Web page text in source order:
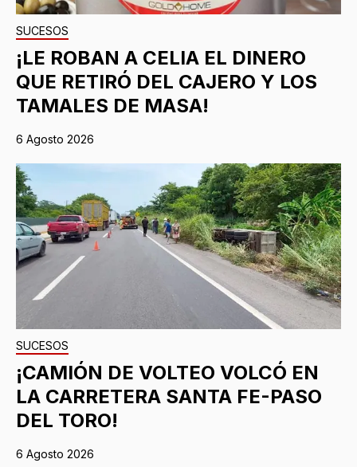
SUCESOS
¡LE ROBAN A CELIA EL DINERO
QUE RETIRÓ DEL CAJERO Y LOS
TAMALES DE MASA!
6 Agosto 2026
SUCESOS
¡CAMIÓN DE VOLTEO VOLCÓ EN
LA CARRETERA SANTA FE-PASO
DEL TORO!
6 Agosto 2026